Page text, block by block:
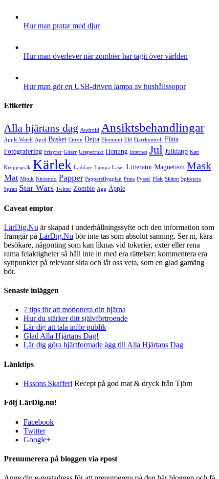
Hur man pratar med djur
Hur man överlever när zombier har tagit över världen
Hur man gör en USB-driven lampa av hushållssopor
Etiketter
Alla hjärtans dag Android Ansiktsbehandlingar
Apple Watch April Basket Citron Dejta Ekonomi Eld Fjärrkontroll Fläta
Fotografering Frisyrer Gitarr Grapefrukt Honung Internet Jul Julklapp Katt
Kroppspråk Kärlek Laddare Lampa Laser Litteratur Magnetism Mask
Mat Mjölk Nintendo Papper Pappersflygplan Prata Pyssel Påsk Skämt Spionera
Spratt Star Wars Twitter Zombie Ägg Äpple
Caveat emptor
LärDig.Nu är skapad i underhållningssyfte och den information som
framgår på LärDig.Nu bör inte tas som absolut sanning. Ser ni, kära
besökare, någonting som kan liknas vid tokerier, exter eller rena
rama felaktigheter så håll inte in med era rättelser: kommentera era
synpunkter på relevant sida och låt oss veta, som en glad gamäng
bör.
Senaste inläggen
7 tips för att motionera din hjärna
Hur du stärker ditt självförtroende
Lär dig att tala inför publik
Glad Alla Hjärtans Dag!
Lär dig göra hjärtformade ägg till Alla Hjärtans Dag
Länktips
Hssons Skafferi Recept på god mat & dryck från Tjörn
Följ LärDig.nu!
Facebook
Twitter
Google+
Prenumerera på bloggen via epost